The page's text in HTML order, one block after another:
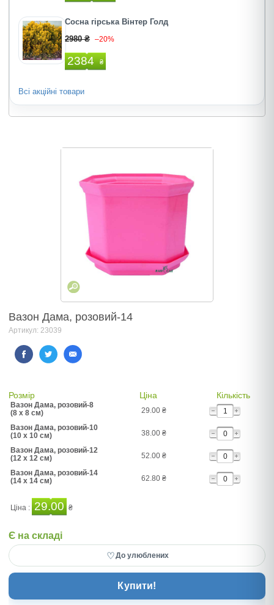
Сосна гірська Вінтер Голд
2980 ₴ –20%
2384 ₴
Всі акційні товари
Вазон Дама, розовий-14
Артикул: 23039
Розмір Ціна Кількість
Вазон Дама, розовий-8
(8 x 8 см)
29.00 ₴
Вазон Дама, розовий-10
(10 x 10 см)
38.00 ₴
Вазон Дама, розовий-12
(12 x 12 см)
52.00 ₴
Вазон Дама, розовий-14
(14 x 14 см)
62.80 ₴
Ціна : 29.00 ₴
Є на складі
♡До улюблених
Купити!